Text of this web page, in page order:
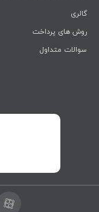
گالری
روش های پرداخت
سوالات متداول